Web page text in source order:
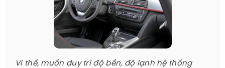
Vì thế, muốn duy trì độ bền, độ lạnh hệ thống